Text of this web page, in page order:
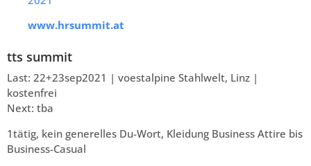
www.hrsummit.at
tts summit
Last: 22+23sep2021 | voestalpine Stahlwelt, Linz |
kostenfrei
Next: tba
1tätig, kein generelles Du-Wort, Kleidung Business Attire bis
Business-Casual